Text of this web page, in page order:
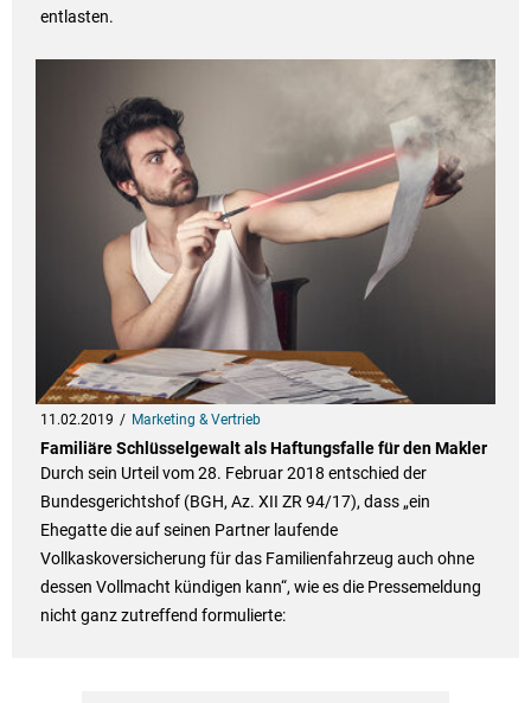
entlasten.
11.02.2019 Marketing & Vertrieb
Familiäre Schlüsselgewalt als Haftungsfalle für den Makler
Durch sein Urteil vom 28. Februar 2018 entschied der
Bundesgerichtshof (BGH, Az. XII ZR 94/17), dass „ein
Ehegatte die auf seinen Partner laufende
Vollkaskoversicherung für das Familienfahrzeug auch ohne
dessen Vollmacht kündigen kann“, wie es die Pressemeldung
nicht ganz zutreffend formulierte: